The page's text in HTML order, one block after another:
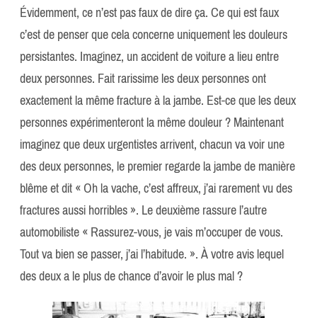
Évidemment, ce n’est pas faux de dire ça. Ce qui est faux
c’est de penser que cela concerne uniquement les douleurs
persistantes. Imaginez, un accident de voiture a lieu entre
deux personnes. Fait rarissime les deux personnes ont
exactement la même fracture à la jambe. Est-ce que les deux
personnes expérimenteront la même douleur ? Maintenant
imaginez que deux urgentistes arrivent, chacun va voir une
des deux personnes, le premier regarde la jambe de manière
blême et dit « Oh la vache, c’est affreux, j’ai rarement vu des
fractures aussi horribles ». Le deuxième rassure l’autre
automobiliste « Rassurez-vous, je vais m’occuper de vous.
Tout va bien se passer, j’ai l’habitude. ». À votre avis lequel
des deux a le plus de chance d’avoir le plus mal ?